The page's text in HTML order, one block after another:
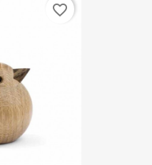
favorite_border